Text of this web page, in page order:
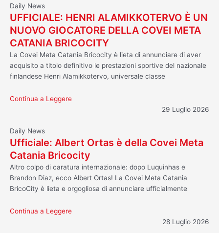
Daily News
UFFICIALE: HENRI ALAMIKKOTERVO È UN
NUOVO GIOCATORE DELLA COVEI META
CATANIA BRICOCITY
La Covei Meta Catania Bricocity è lieta di annunciare di aver
acquisito a titolo definitivo le prestazioni sportive del nazionale
finlandese Henri Alamikkotervo, universale classe
Continua a Leggere
29 Luglio 2026
Daily News
Ufficiale: Albert Ortas è della Covei Meta
Catania Bricocity
Altro colpo di caratura internazionale: dopo Luquinhas e
Brandon Diaz, ecco Albert Ortas! La Covei Meta Catania
BricoCity è lieta e orgogliosa di annunciare ufficialmente
Continua a Leggere
28 Luglio 2026